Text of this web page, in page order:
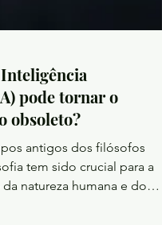
pode tornar o
obsoleto?
antigos dos filósofos
tem sido crucial para a